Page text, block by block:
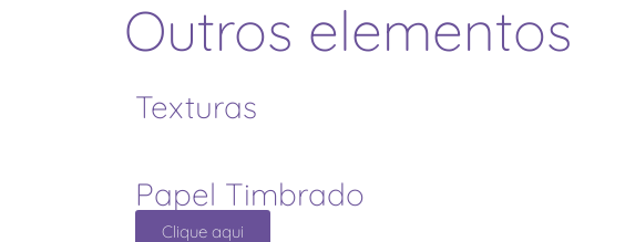
Outros elementos
Texturas
Papel Timbrado
Clique aqui